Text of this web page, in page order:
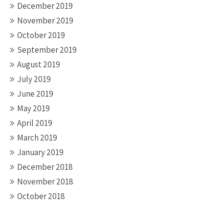
December 2019
November 2019
October 2019
September 2019
August 2019
July 2019
June 2019
May 2019
April 2019
March 2019
January 2019
December 2018
November 2018
October 2018